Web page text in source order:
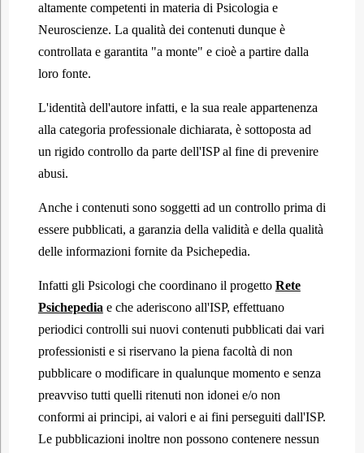
altamente competenti in materia di Psicologia e
Neuroscienze. La qualità dei contenuti dunque è
controllata e garantita "a monte" e cioè a partire dalla
loro fonte.
L'identità dell'autore infatti, e la sua reale appartenenza
alla categoria professionale dichiarata, è sottoposta ad
un rigido controllo da parte dell'ISP al fine di prevenire
abusi.
Anche i contenuti sono soggetti ad un controllo prima di
essere pubblicati, a garanzia della validità e della qualità
delle informazioni fornite da Psichepedia.
Infatti gli Psicologi che coordinano il progetto Rete
Psichepedia e che aderiscono all'ISP, effettuano
periodici controlli sui nuovi contenuti pubblicati dai vari
professionisti e si riservano la piena facoltà di non
pubblicare o modificare in qualunque momento e senza
preavviso tutti quelli ritenuti non idonei e/o non
conformi ai principi, ai valori e ai fini perseguiti dall'ISP.
Le pubblicazioni inoltre non possono contenere nessun